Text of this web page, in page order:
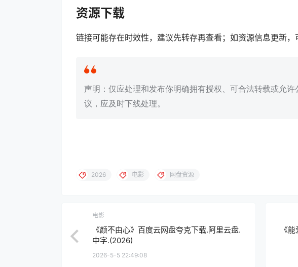
资源下载
链接可能存在时效性，建议先转存再查看；如资源信息更新，
声明：仅应处理和发布你明确拥有授权、可合法转载或允
议，应及时下线处理。
2026 电影 网盘资源
电影
《颜不由心》百度云网盘夸克下载.阿里云盘.
中字.(2026)
2026-5-5 22:49:08
《